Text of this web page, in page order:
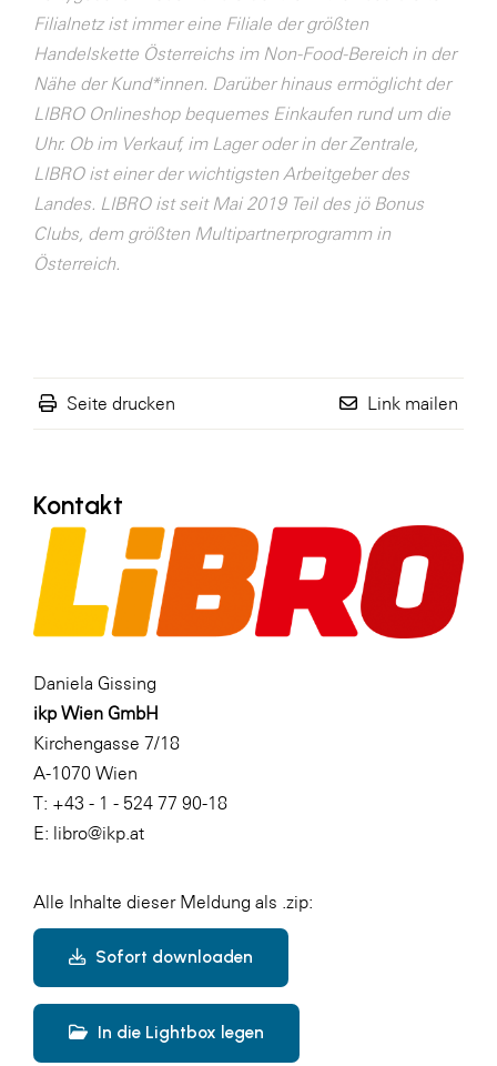
WKS Fachgruppe Finanzdienstleister
WK UBIT
Zühlke
Media
Filialnetz ist immer eine Filiale der größten
Handelskette Österreichs im Non-Food-Bereich in der
Nähe der Kund*innen. Darüber hinaus ermöglicht der
LIBRO Onlineshop bequemes Einkaufen rund um die
Uhr. Ob im Verkauf, im Lager oder in der Zentrale,
LIBRO ist einer der wichtigsten Arbeitgeber des
Landes. LIBRO ist seit Mai 2019 Teil des jö Bonus
Clubs, dem größten Multipartnerprogramm in
Österreich.
Seite drucken Link mailen
Kontakt
Daniela Gissing
ikp Wien GmbH
Kirchengasse 7/18
A-1070 Wien
T: +43 - 1 - 524 77 90-18
E: libro@ikp.at
Alle Inhalte dieser Meldung als .zip:
Sofort downloaden
In die Lightbox legen